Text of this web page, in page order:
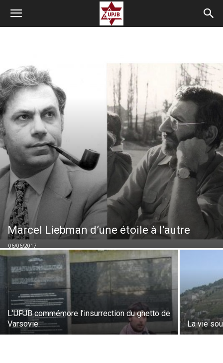
Marcel Liebman d’une étoile à l’autre
06/06/2017
L’UPJB commémore l’insurrection du ghetto de
Varsovie.
La vie